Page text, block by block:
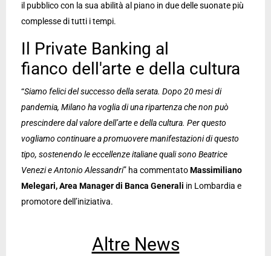
il pubblico con la sua abilità al piano in due delle suonate più
complesse di tutti i tempi.
Il Private Banking al
fianco dell'arte e della cultura
“Siamo felici del successo della serata. Dopo 20 mesi di
pandemia, Milano ha voglia di una ripartenza che non può
prescindere dal valore dell’arte e della cultura. Per questo
vogliamo continuare a promuovere manifestazioni di questo
tipo, sostenendo le eccellenze italiane quali sono Beatrice
Venezi e Antonio Alessandri” ha commentatoMassimiliano
Melegari, Area Manager di Banca Generali in Lombardia e
promotore dell’iniziativa.
Altre News